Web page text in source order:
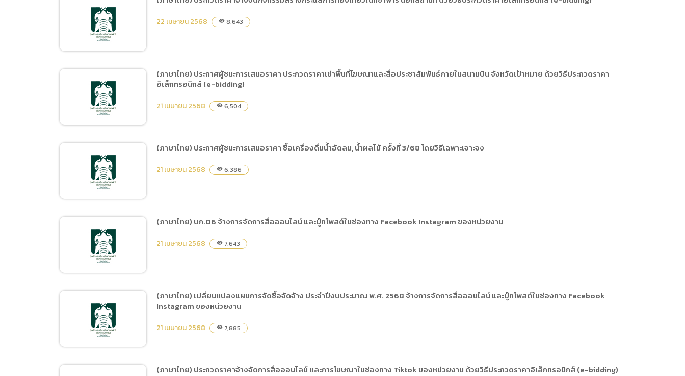
(ภาษาไทย) การเปิดเผยข้อมูลสาธารณะขององค์กร พ.ศ. 2569
Data utilization (Open Data)
(ภาษาไทย) ประกวดราคาจ้าง
จัดการสื่อออนไลน์ และบู๊ท
โพสต์ในช่องทาง
Facebook Instagram
ของหน่วยงาน ด้วยวิธี
ประกวดราคาอิเล็กทรอนิกส์
(e-bidding)
(ภาษาไทย) ประกวดราคาจ้าง
จัดกิจกรรมสร้างกระแสการ
ท่องเที่ยวไนท์ซาฟารี นอก
สถานที่ ด้วยวิธีประกวดราคา
อิเล็กทรอนิกส์ (e-bidding)
22 เมษายน 2568 visibility 8,643
(ภาษาไทย) ประกาศผู้ชนะ
การเสนอราคา ประกวดราคา
เช่าพื้นที่โฆษณาและสื่อ
ประชาสัมพันธ์ภายในสนาม
บิน จังหวัดเป้าหมาย ด้วยวิธี
ประกวดราคาอิเล็กทรอนิกส์
(e-bidding)
(ภาษาไทย) ประกาศผู้ชนะการเสนอราคา ประกวดราคาเช่าพื้นที่โฆษณาและสื่อประชาสัมพันธ์ภายในสนามบิน จังหวัดเป้าหมาย ด้วยวิธีประกวดราคา
อิเล็กทรอนิกส์ (e-bidding)
21 เมษายน 2568 visibility 6,504
(ภาษาไทย) ประกาศผู้ชนะ
การเสนอราคา ซื้อเครื่องดื่ม
น้ำอัดลม, น้ำผลไม้ ครั้งที่
3/68 โดยวิธีเฉพาะเจาะจง
(ภาษาไทย) ประกาศผู้ชนะการเสนอราคา ซื้อเครื่องดื่มน้ำอัดลม, น้ำผลไม้ ครั้งที่ 3/68 โดยวิธีเฉพาะเจาะจง
21 เมษายน 2568 visibility 6,386
(ภาษาไทย) บก.06 จ้างการ
จัดการสื่อออนไลน์ และบู๊ท
โพสต์ในช่องทาง
Facebook Instagram
ของหน่วยงาน
(ภาษาไทย) บก.06 จ้างการจัดการสื่อออนไลน์ และบู๊ทโพสต์ในช่องทาง Facebook Instagram ของหน่วยงาน
21 เมษายน 2568 visibility 7,643
(ภาษาไทย) เปลี่ยนแปลงแผนการจัดซื้อจัดจ้าง ประจำปีงบประมาณ พ.ศ. 2568 จ้างการจัดการสื่อออนไลน์ และบู๊ทโพสต์ในช่องทาง Facebook
Instagram ของหน่วยงาน
21 เมษายน 2568 visibility 7,885
(ภาษาไทย) ประกวดราคาจ้างจัดการสื่อออนไลน์ และการโฆษณาในช่องทาง Tiktok ของหน่วยงาน ด้วยวิธีประกวดราคาอิเล็กทรอนิกส์ (e-bidding)